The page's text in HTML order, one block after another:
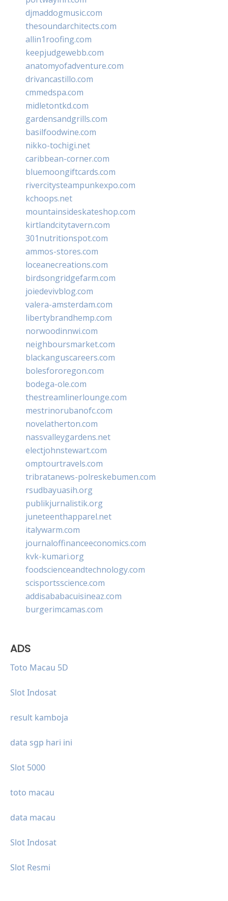
djmaddogmusic.com
thesoundarchitects.com
allin1roofing.com
keepjudgewebb.com
anatomyofadventure.com
drivancastillo.com
cmmedspa.com
midletontkd.com
gardensandgrills.com
basilfoodwine.com
nikko-tochigi.net
caribbean-corner.com
bluemoongiftcards.com
rivercitysteampunkexpo.com
kchoops.net
mountainsideskateshop.com
kirtlandcitytavern.com
301nutritionspot.com
ammos-stores.com
loceanecreations.com
birdsongridgefarm.com
joiedevivblog.com
valera-amsterdam.com
libertybrandhemp.com
norwoodinnwi.com
neighboursmarket.com
blackanguscareers.com
bolesfororegon.com
bodega-ole.com
thestreamlinerlounge.com
mestrinorubanofc.com
novelatherton.com
nassvalleygardens.net
electjohnstewart.com
omptourtravels.com
tribratanews-polreskebumen.com
rsudbayuasih.org
publikjurnalistik.org
juneteenthapparel.net
italywarm.com
journaloffinanceeconomics.com
kvk-kumari.org
foodscienceandtechnology.com
scisportsscience.com
addisababacuisineaz.com
burgerimcamas.com
ADS
Toto Macau 5D
Slot Indosat
result kamboja
data sgp hari ini
Slot 5000
toto macau
data macau
Slot Indosat
Slot Resmi